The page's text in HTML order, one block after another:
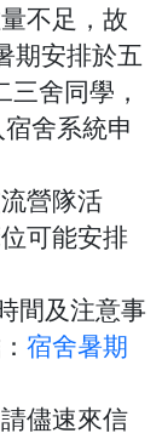
不足，故
期安排於五
舍同學，
舍系統申
營隊活
可能安排
間及注意事
宿舍暑期
儘速來信